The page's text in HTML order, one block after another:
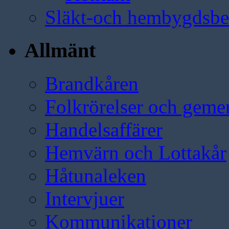
Släkt-och
Allmänt
Brandkåren
Folkrörelser och
Handelsaffärer
Hemvärn och Lottakår
Håtunaleken
Intervjuer
Kommunikationer